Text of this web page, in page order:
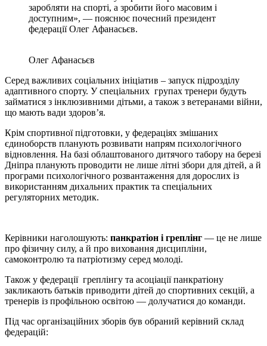
заробляти на спорті, а зробити його масовим і
доступним», — пояснює почесний президент
федерації Олег Афанасьєв.
Олег Афанасьєв
Серед важливих соціальних ініціатив – запуск підрозділу
адаптивного спорту. У спеціальних групах тренери будуть
займатися з інклюзивними дітьми, а також з ветеранами війни,
що мають вади здоров’я.
Крім спортивної підготовки, у федераціях змішаних
єдиноборств планують розвивати напрям психологічного
відновлення. На базі облаштованого дитячого табору на березі
Дніпра планують проводити не лише літні збори для дітей, а й
програми психологічного розвантаження для дорослих із
використанням дихальних практик та спеціальних
регуляторних методик.
Керівники наголошують: панкратіон і греплінг — це не лише
про фізичну силу, а й про виховання дисципліни,
самоконтролю та патріотизму серед молоді.
Також у федерації греплінгу та асоціації панкратіону
закликають батьків приводити дітей до спортивних секцій, а
тренерів із профільною освітою — долучатися до команди.
Під час організаційних зборів був обраний керівний склад
федерацій: